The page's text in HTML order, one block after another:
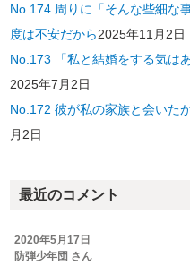
No.174 周りに「そんな些細な
度は不安だから2025年11月2日
No.173 「私と結婚をする気は
2025年7月2日
No.172 彼が私の家族と会いた
月2日
最近のコメント
2020年5月17日
防弾少年団 さん